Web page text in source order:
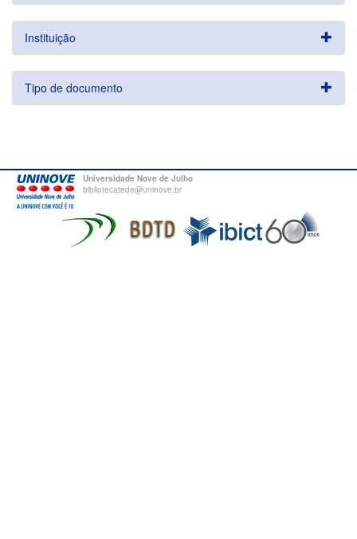
Instituição
Tipo de documento
Universidade Nove de Julho
bibliotecatede@uninove.br